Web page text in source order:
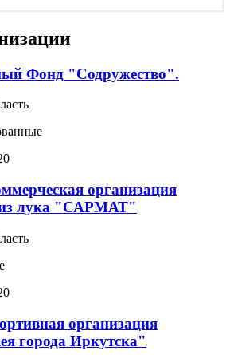
Фонд "Содружество".
организация
лука "САРМАТ"
организация
города Иркутска"